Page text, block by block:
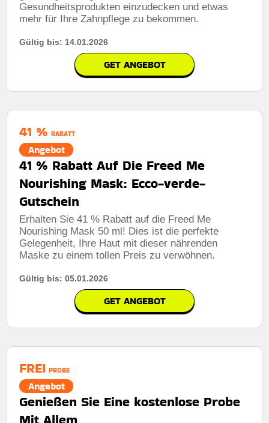
Gesundheitsprodukten einzudecken und etwas
mehr für Ihre Zahnpflege zu bekommen.
Gültig bis: 14.01.2026
GET ANGEBOT
41 % RABATT
Angebot
41 % Rabatt Auf Die Freed Me
Nourishing Mask: Ecco-verde-
Gutschein
Erhalten Sie 41 % Rabatt auf die Freed Me
Nourishing Mask 50 ml! Dies ist die perfekte
Gelegenheit, Ihre Haut mit dieser nährenden
Maske zu einem tollen Preis zu verwöhnen.
Gültig bis: 05.01.2026
GET ANGEBOT
FREI PROBE
Angebot
Genießen Sie Eine kostenlose Probe